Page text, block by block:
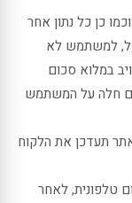
כן כל נתון אחר
למשתמש לא
במלוא סכום
חלה על המשתמש
תעדכן את הלקוח
טלפונית, לאחר